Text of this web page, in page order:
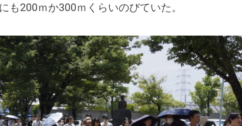
200ｍか300ｍくらいのびていた。